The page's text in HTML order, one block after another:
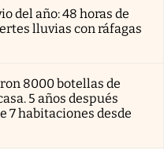
del año: 48 horas de
lluvias con ráfagas
8000 botellas de
5 años después
7 habitaciones desde